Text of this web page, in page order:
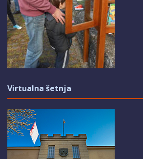
Virtualna šetnja